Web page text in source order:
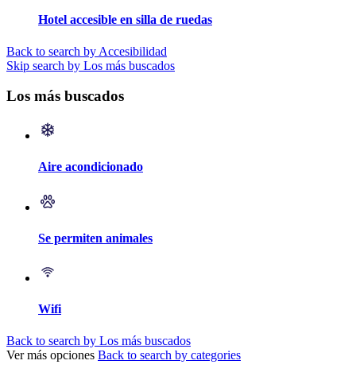
Hotel accesible en silla de ruedas
Back to search by Accesibilidad
Skip search by Los más buscados
Los más buscados
Aire acondicionado
Se permiten animales
Wifi
Back to search by Los más buscados
Ver más opciones Back to search by categories